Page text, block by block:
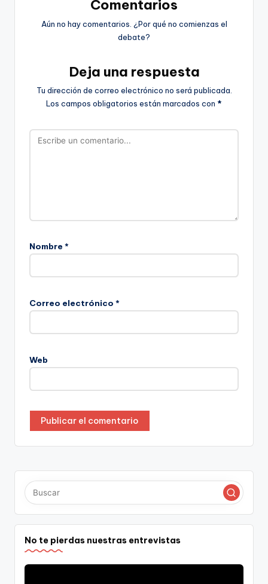
Comentarios
Aún no hay comentarios. ¿Por qué no comienzas el
debate?
Deja una respuesta
Tu dirección de correo electrónico no será publicada.
Los campos obligatorios están marcados con *
Nombre *
Correo electrónico *
Web
No te pierdas nuestras entrevistas